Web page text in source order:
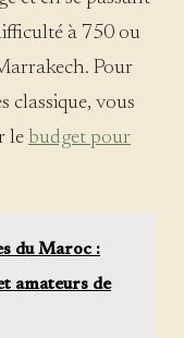
à 750 ou
Pour
classique, vous
le budget pour
du Maroc :
amateurs de